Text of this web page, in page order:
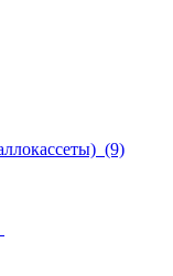
(9)